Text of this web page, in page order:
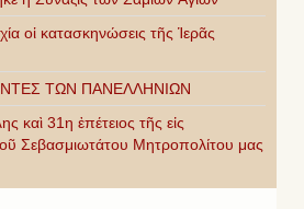
οἱ κατασκηνώσεις τῆς Ἱερᾶς
ΤΩΝ ΠΑΝΕΛΛΗΝΙΩΝ
καὶ 31η ἐπέτειος τῆς εἰς
Σεβασμιωτάτου Μητροπολίτου μας